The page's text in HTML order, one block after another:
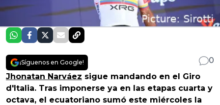
¡Síguenos en Google!
0
Jhonatan Narváez sigue mandando en el Giro
d'Italia. Tras imponerse ya en las etapas cuarta y
octava, el ecuatoriano sumó este miércoles la